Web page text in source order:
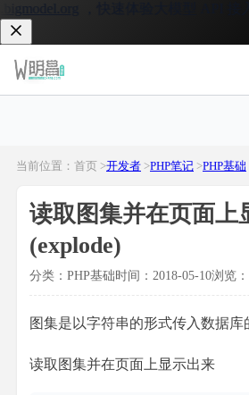
当前位置：首页 >开发者 >PHP笔记 >PHP基础
读取图集并在页面上
(explode)
分类：PHP基础时间：2018-05-10浏览
图集是以字符串的形式传入数据库
读取图集并在页面上显示出来